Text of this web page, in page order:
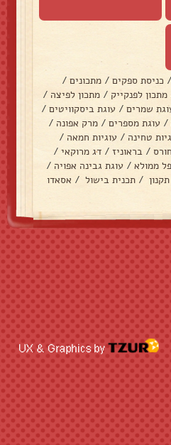
/ כניסת ספקים / מתכונים /
מתכון לפנקייק / מתכון לפיצה /
שמרים / עוגת ביסקוויטים /
/ עוגת מספרים / מרק אפונה /
טחינה / עוגיות חמאה /
/ בראוניז / דג מרוקאי /
ממולא / עוגת גבינה אפויה /
/ תכנית בישול / אסאדו